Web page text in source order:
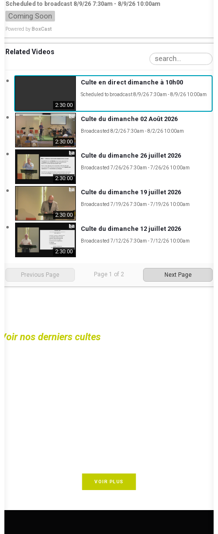
Scheduled to broadcast 8/9/26 7:30am - 8/9/26 10:00am
Coming Soon
Powered by BoxCast
Related Videos
2:30:00
Culte en direct dimanche à 10h00
Scheduled to broadcast 8/9/26 7:30am - 8/9/26 10:00am
2:30:00
Culte du dimanche 02 Août 2026
Broadcasted 8/2/26 7:30am - 8/2/26 10:00am
2:30:00
Culte du dimanche 26 juillet 2026
Broadcasted 7/26/26 7:30am - 7/26/26 10:00am
2:30:00
Culte du dimanche 19 juillet 2026
Broadcasted 7/19/26 7:30am - 7/19/26 10:00am
2:30:00
Culte du dimanche 12 juillet 2026
Broadcasted 7/12/26 7:30am - 7/12/26 10:00am
Previous Page Page 1 of 2 Next Page
Voir nos derniers cultes
VOIR PLUS